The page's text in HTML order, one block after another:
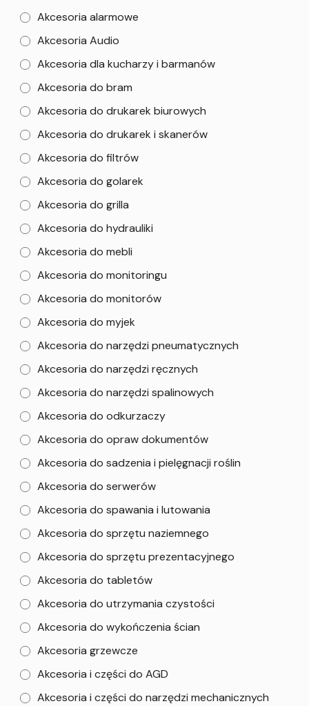
Akcesoria alarmowe
Akcesoria Audio
Akcesoria dla kucharzy i barmanów
Akcesoria do bram
Akcesoria do drukarek biurowych
Akcesoria do drukarek i skanerów
Akcesoria do filtrów
Akcesoria do golarek
Akcesoria do grilla
Akcesoria do hydrauliki
Akcesoria do mebli
Akcesoria do monitoringu
Akcesoria do monitorów
Akcesoria do myjek
Akcesoria do narzędzi pneumatycznych
Akcesoria do narzędzi ręcznych
Akcesoria do narzędzi spalinowych
Akcesoria do odkurzaczy
Akcesoria do opraw dokumentów
Akcesoria do sadzenia i pielęgnacji roślin
Akcesoria do serwerów
Akcesoria do spawania i lutowania
Akcesoria do sprzętu naziemnego
Akcesoria do sprzętu prezentacyjnego
Akcesoria do tabletów
Akcesoria do utrzymania czystości
Akcesoria do wykończenia ścian
Akcesoria grzewcze
Akcesoria i części do AGD
Akcesoria i części do narzędzi mechanicznych